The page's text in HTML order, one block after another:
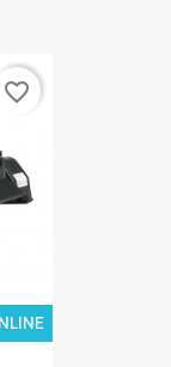
favorite_border